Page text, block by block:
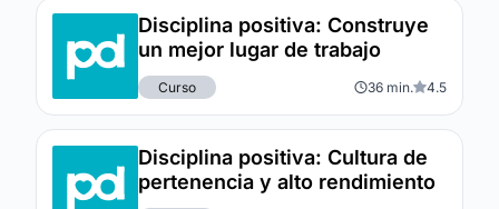
Disciplina positiva: Construye
un mejor lugar de trabajo
Curso 36 min. 4.5
Disciplina positiva: Cultura de
pertenencia y alto rendimiento